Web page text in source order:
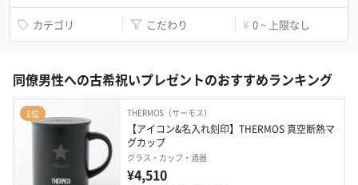
カテゴリ こだわり ¥ 0 ~ 上限なし
同僚男性への古希祝いプレゼントのおすすめランキング
1位 THERMOS（サーモス）
【アイコン&名入れ刻印】THERMOS 真空断熱マ
グカップ
グラス・カップ・酒器
¥4,510